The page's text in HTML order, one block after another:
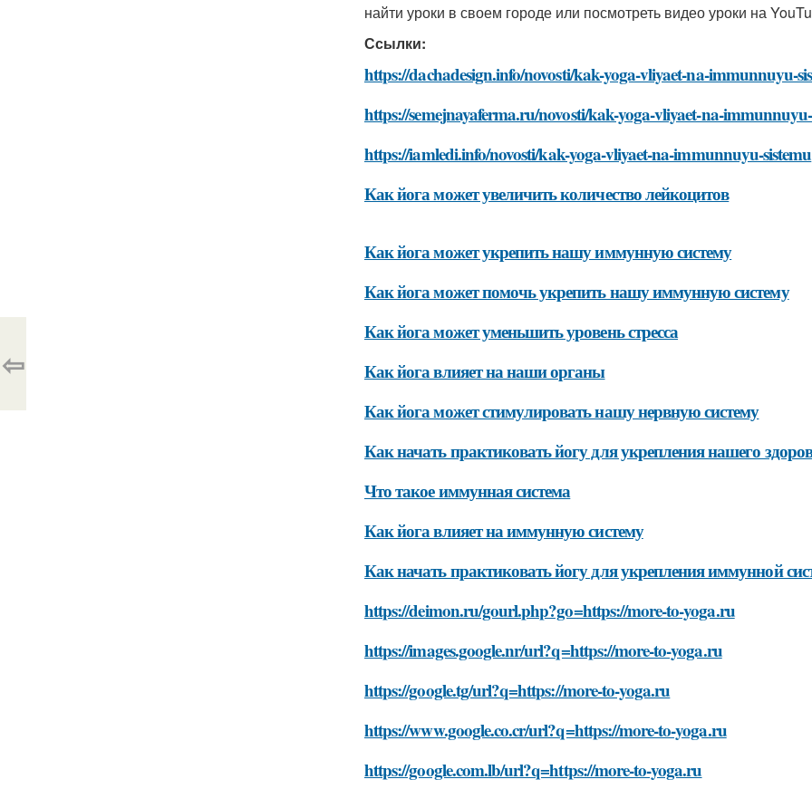
найти уроки в своем городе или посмотреть видео уроки на
Ссылки:
https://dachadesign.info/novosti/kak-yoga-vliyaet-na-immunnuyu-
https://semejnayaferma.ru/novosti/kak-yoga-vliyaet-na-
https://iamledi.info/novosti/kak-yoga-vliyaet-na-immunnuyu-sistemu
Как йога может увеличить количество лейкоцитов
Как йога может укрепить нашу иммунную систему
Как йога может помочь укрепить нашу иммунную систему
Как йога может уменьшить уровень стресса
Как йога влияет на наши органы
Как йога может стимулировать нашу нервную систему
Как начать практиковать йогу для укрепления нашего
Что такое иммунная система
Как йога влияет на иммунную систему
Как начать практиковать йогу для укрепления иммунной
https://deimon.ru/gourl.php?go=https://more-to-yoga.ru
https://images.google.nr/url?q=https://more-to-yoga.ru
https://google.tg/url?q=https://more-to-yoga.ru
https://www.google.co.cr/url?q=https://more-to-yoga.ru
https://google.com.lb/url?q=https://more-to-yoga.ru
⇦